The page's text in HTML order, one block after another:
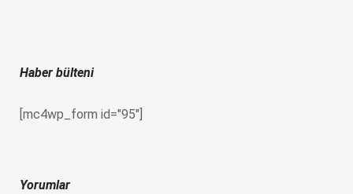
Haber bülteni
[mc4wp_form id="95"]
Yorumlar